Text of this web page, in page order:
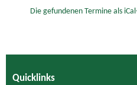
Die gefundenen Termine als
Quicklinks